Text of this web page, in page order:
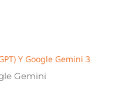
Y Google Gemini 3
Gemini